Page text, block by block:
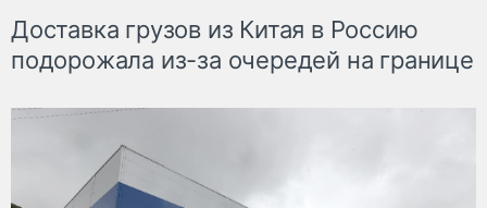
Доставка грузов из Китая в Россию
подорожала из-за очередей на границе